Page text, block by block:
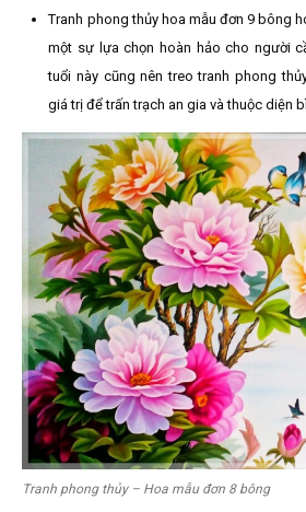
Tranh phong thủy hoa mẫu đơn 9 bông
một sự lựa chọn hoàn hảo cho người
tuổi này cũng nên treo tranh phong
giá trị để trấn trạch an gia và thuộc diện
Tranh phong thủy – Hoa mẫu đơn 8 bông